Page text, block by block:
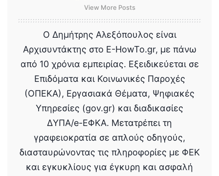
View More Posts
Ο Δημήτρης Αλεξόπουλος είναι
Αρχισυντάκτης στο E-HowTo.gr, με πάνω
από 10 χρόνια εμπειρίας. Εξειδικεύεται σε
Επιδόματα και Κοινωνικές Παροχές
(ΟΠΕΚΑ), Εργασιακά Θέματα, Ψηφιακές
Υπηρεσίες (gov.gr) και διαδικασίες
ΔΥΠΑ/e-ΕΦΚΑ. Μετατρέπει τη
γραφειοκρατία σε απλούς οδηγούς,
διασταυρώνοντας τις πληροφορίες με ΦΕΚ
και εγκυκλίους για έγκυρη και ασφαλή